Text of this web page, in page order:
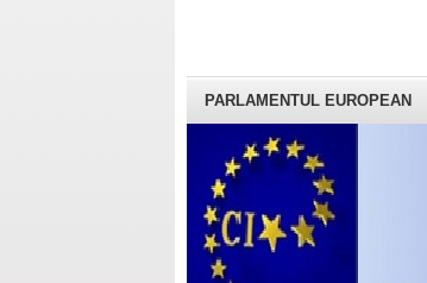
PARLAMENTUL EUROPEAN